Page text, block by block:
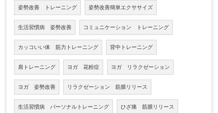
姿勢改善 トレーニング 姿勢改善簡単エクササイズ
生活習慣病 姿勢改善 コミュニケーション トレーニング
カッコいい体 筋力トレーニング 背中トレーニング
肩トレーニング ヨガ 花粉症 ヨガ リラクゼーション
ヨガ 姿勢改善 リラクゼーション 筋膜リリース
生活習慣病 パーソナルトレーニング ひざ痛 筋膜リリース